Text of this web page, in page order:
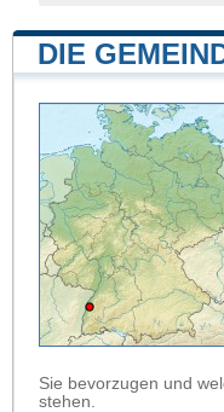
DIE
Sie bevorzugen und
stehen.